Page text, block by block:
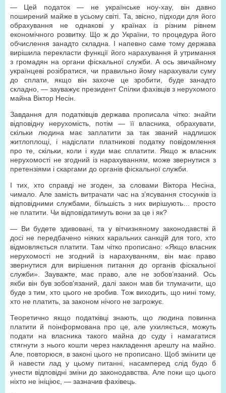
— Цей податок — не українське ноу-хау, він давно
поширений майже в усьому світі. Та, звісно, підходи для його
обрахування не однакові у країнах із різним рівнем
економічного розвитку. Що ж до України, то процедура його
обчислення занадто складна. І напевно саме тому держава
вирішила перекласти функції його нарахування й утримання
з громадян на органи фіскальної служби. А ось звичайному
українцеві розібратися, чи правильно йому нарахували суму
до сплати, якщо він захоче це зробити, буде занадто
складно, — зауважує президент Спілки фахівців з нерухомого
майна Віктор Несін.
Завдання для податківців держава прописала чітко: знайти
відповідну нерухомість, потім — її власника, обрахувати,
скільки людина має заплатити за так званий надлишок
житлоплощі, і надіслати платникові податку повідомлення
про те, скільки, коли і куди має сплатити. Якщо ж власник
нерухомості не згодний із нарахуванням, може звернутися з
претензіями і скаргами до органів фіскальної служби.
І тих, хто справді не згоден, за словами Віктора Несіна,
чимало. Але замість витрачати час на з’ясування стосунків із
відповідними службами, більшість з них вирішують… просто
не платити. Чи відповідатимуть вони за це і як?
— Ви будете здивовані, та у вітчизняному законодавстві й
досі не передбачено ніяких каральних санкцій для того, хто
відмовляється платити. Там чітко прописано: «Якщо власник
нерухомості не згодний із нарахуванням, він має право
звернутися для вирішення питання до органів фіскальної
служби». Зауважте, має право, але не зобов’язаний. Ось
якби він був зобов’язаний, далі закон мав би тлумачити, що
буде з тим, хто цього не зробив. Тож виходить, що нині тому,
хто не платить, за законом нічого не загрожує.
Теоретично якщо податківці знають, що людина повинна
платити й поінформована про це, але ухиляється, можуть
подати на власника такого майна до суду і намагатися
стягнути з нього кошти через накладення арешту на майно.
Але, повторюся, в законі цього не прописано. Щоб змінити це
й навести лад у цьому питанні, насамперед слід будо б
унести відповідні зміни до законодавства. Але поки що цього
ніхто не ініціює, — зазначив фахівець.